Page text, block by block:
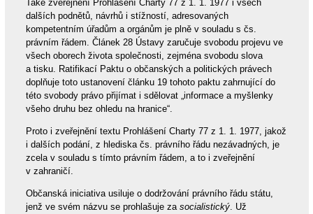
Také zveřejnění Prohlášení Charty 77 z 1. 1. 1977 i všech
dalších podnětů, návrhů i stížností, adresovaných
kompetentním úřadům a orgánům je plně v souladu s čs.
právním řádem. Článek 28 Ústavy zaručuje svobodu projevu ve
všech oborech života společnosti, zejména svobodu slova
a tisku. Ratifikací Paktu o občanských a politických právech
doplňuje toto ustanovení článku 19 tohoto paktu zahrnující do
této svobody právo přijímat i sdělovat „informace a myšlenky
všeho druhu bez ohledu na hranice“.
Proto i zveřejnění textu Prohlášení Charty 77 z 1. 1. 1977, jakož
i dalších podání, z hlediska čs. právního řádu nezávadných, je
zcela v souladu s tímto právním řádem, a to i zveřejnění
v zahraničí.
Občanská iniciativa usiluje o dodržování právního řádu státu,
jenž ve svém názvu se prohlašuje za socialistický. Už